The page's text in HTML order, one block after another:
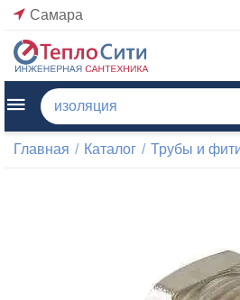
Самара
Главная / Каталог / Трубы и